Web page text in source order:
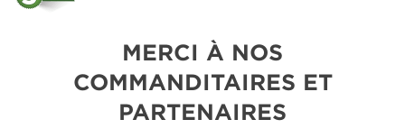
MERCI À NOS
COMMANDITAIRES ET
PARTENAIRES